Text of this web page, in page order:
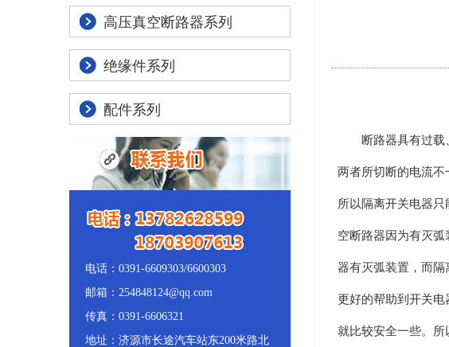
高压真空断路器系列
绝缘件系列
配件系列
电话：0391-6609303/6600303
邮箱：254848124@qq.com
传真：0391-6606321
地址：济源市长途汽车站东200米路北
断路器具有过载、
两者所切断的电流不
所以隔离开关电器
空断路器因为有灭
器有灭弧装置，而
更好的帮助到开关
就比较安全一些。所